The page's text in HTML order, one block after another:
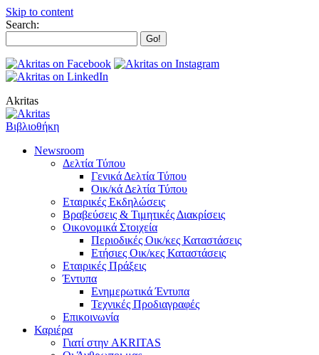
Skip to content
Search:
Akritas
Βιβλιοθήκη
Newsroom
Δελτία Τύπου
Γενικά Δελτία Τύπου
Οικ/κά Δελτία Τύπου
Εταιρικές Εκδηλώσεις
Βραβεύσεις & Τιμητικές Διακρίσεις
Οικονομικά Στοιχεία
Περιοδικές Οικ/κες Καταστάσεις
Ετήσιες Οικ/κες Καταστάσεις
Εταιρικές Πράξεις
Έντυπα
Ενημερωτικά Έντυπα
Τεχνικές Προδιαγραφές
Επικοινωνία
Καριέρα
Γιατί στην AKRITAS